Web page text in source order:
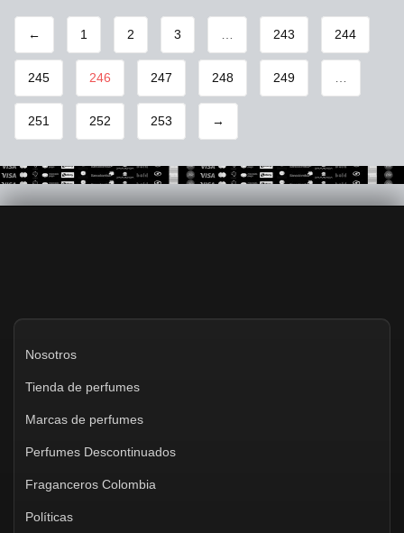
← 1 2 3 243 244
245 246 247 248 249
251 252 253 →
Nosotros
Tienda de perfumes
Marcas de perfumes
Perfumes Descontinuados
Fraganceros Colombia
Políticas